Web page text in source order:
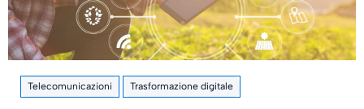
Telecomunicazioni Trasformazione digitale